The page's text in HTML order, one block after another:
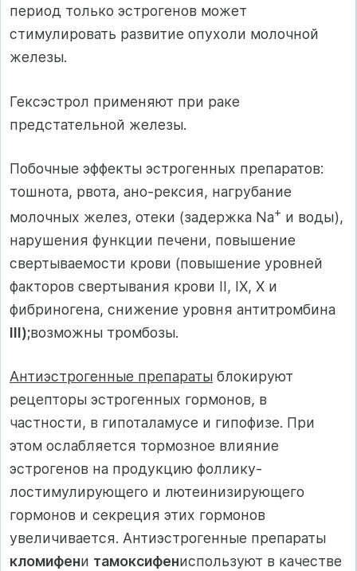
период только эстрогенов может
стимулировать развитие опухоли молочной
железы.
Гексэстрол применяют при раке
предстательной железы.
Побочные эффекты эстрогенных препаратов:
тошнота, рвота, ано-рексия, нагрубание
молочных желез, отеки (задержка Na+ и воды),
нарушения функции печени, повышение
свертываемости крови (повышение уровней
факторов свертывания крови II, IX, X и
фибриногена, снижение уровня антитромбина
III);возможны тромбозы.
Антиэстрогенные препараты блокируют
рецепторы эстрогенных гормонов, в
частности, в гипоталамусе и гипофизе. При
этом ослабляется тормозное влияние
эстрогенов на продукцию фоллику-
лостимулирующего и лютеинизирующего
гормонов и секреция этих гормонов
увеличивается. Антиэстрогенные препараты
кломифени тамоксифениспользуют в качестве